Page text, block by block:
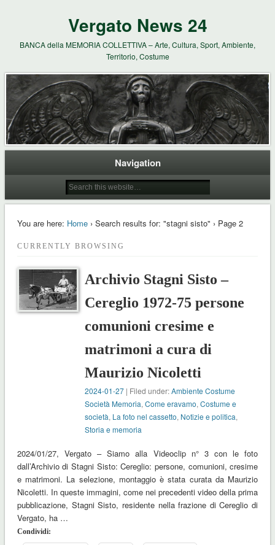
Vergato News 24
BANCA della MEMORIA COLLETTIVA – Arte, Cultura, Sport, Ambiente,
Territorio, Costume
Navigation
You are here: Home› Search results for: "stagni sisto" › Page 2
CURRENTLY BROWSING
Archivio Stagni Sisto –
Cereglio 1972-75 persone
comunioni cresime e
matrimoni a cura di
Maurizio Nicoletti
2024-01-27 | Filed under:Ambiente Costume
Società Memoria,Come eravamo,Costume e
società, La foto nel cassetto, Notizie e politica,
Storia e memoria
2024/01/27, Vergato – Siamo alla Videoclip n° 3 con le foto
dall’Archivio di Stagni Sisto: Cereglio: persone, comunioni, cresime
e matrimoni. La selezione, montaggio è stata curata da Maurizio
Nicoletti. In queste immagini, come nei precedenti video della prima
pubblicazione, Stagni Sisto, residente nella frazione di Cereglio di
Vergato, ha …
Condividi: